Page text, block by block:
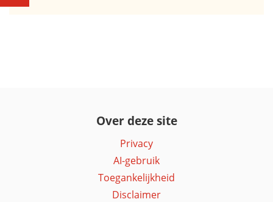
Over deze site
Privacy
AI-gebruik
Toegankelijkheid
Disclaimer